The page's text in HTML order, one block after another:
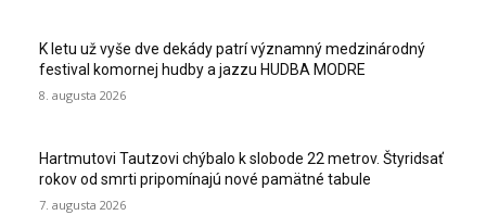
K letu už vyše dve dekády patrí významný medzinárodný
festival komornej hudby a jazzu HUDBA MODRE
8. augusta 2026
Hartmutovi Tautzovi chýbalo k slobode 22 metrov. Štyridsať
rokov od smrti pripomínajú nové pamätné tabule
7. augusta 2026